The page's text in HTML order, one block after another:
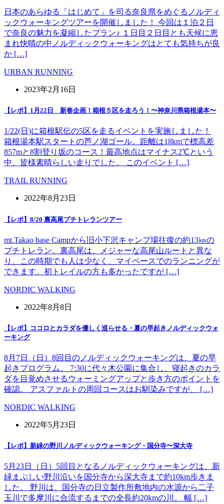
日本のあらゆる「はじめて」を司る奈良県をめぐるノルディ
ックウォーキングツアーを開催しました！ 今回は１泊２日
で奈良の魅力を凝縮したプラン♪ １日目２日目とも天候に恵
まれ快晴の中ノルディックウォーキングはとても気持ちが良
か […]
URBAN RUNNING
2023年2月16日
【レポ】1月22日 新春企画！箱根５区を走ろう！〜神奈川県箱根湯本〜
1/22(日)に箱根駅伝の5区を走るイベントを実施しました！
箱根湯本駅スタートの芦ノ湖ゴール。距離は18kmで標高差
857mと8割登り坂のコース！最高地点はマイナス2℃という
中、皆様素晴らしい走りでした。 このイベント […]
TRAIL RUNNING
2022年8月23日
【レポ】8/20 裏高尾プチトレランツアー
mt.Takao base Campから旧小下沢キャンプ場往復の約13㎞の
プチトレラン。裏高尾は、メジャーな高尾山ルートと異な
り、この時期でも人は少なく、マイペースでのランニングが
できます。初トレイルの方も多かったですが […]
NORDIC WALKING
2022年8月8日
【レポ】ココロとカラダを優しく巡らせる・夏の早起きノルディックウォ
ーキング
8月7日（日）8回目のノルディックウォーキングは、夏の早
起きプログラム。 7:30に代々木公園に集合し、寝起きのカラ
ダを目覚めさせるウォーミングアップと歩き方のポイントを
確認。 アスファルトの周回コースはお馴染みですが、 […]
NORDIC WALKING
2022年5月23日
【レポ】新緑の野川ノルディックウォーキング・国分寺〜深大寺
5月23日（日）5回目となるノルディックウォーキングは、新
緑まぶしい野川沿いを国分寺から深大寺まで約10km歩きま
した。 野川は、国分寺の日立製作所敷地内の水源から二子
玉川で多摩川に合流するまでの全長約20kmの川。 幅 […]